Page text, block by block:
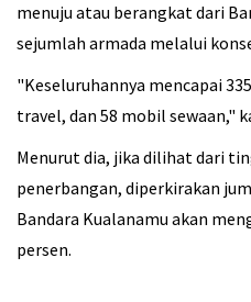
menuju atau berangkat dari
sejumlah armada melalui
"Keseluruhannya mencapai
travel, dan 58 mobil sewaan,"
Menurut dia, jika dilihat dari
penerbangan, diperkirakan
Bandara Kualanamu akan
persen.